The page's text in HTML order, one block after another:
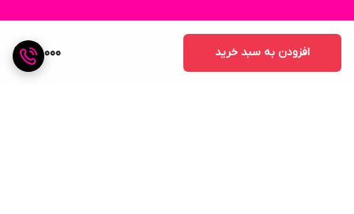
40,000 افزودن به سبد خرید